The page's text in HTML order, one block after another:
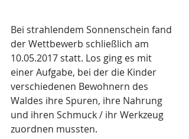
Bei strahlendem Sonnenschein fand
der Wettbewerb schließlich am
10.05.2017 statt. Los ging es mit
einer Aufgabe, bei der die Kinder
verschiedenen Bewohnern des
Waldes ihre Spuren, ihre Nahrung
und ihren Schmuck / ihr Werkzeug
zuordnen mussten.